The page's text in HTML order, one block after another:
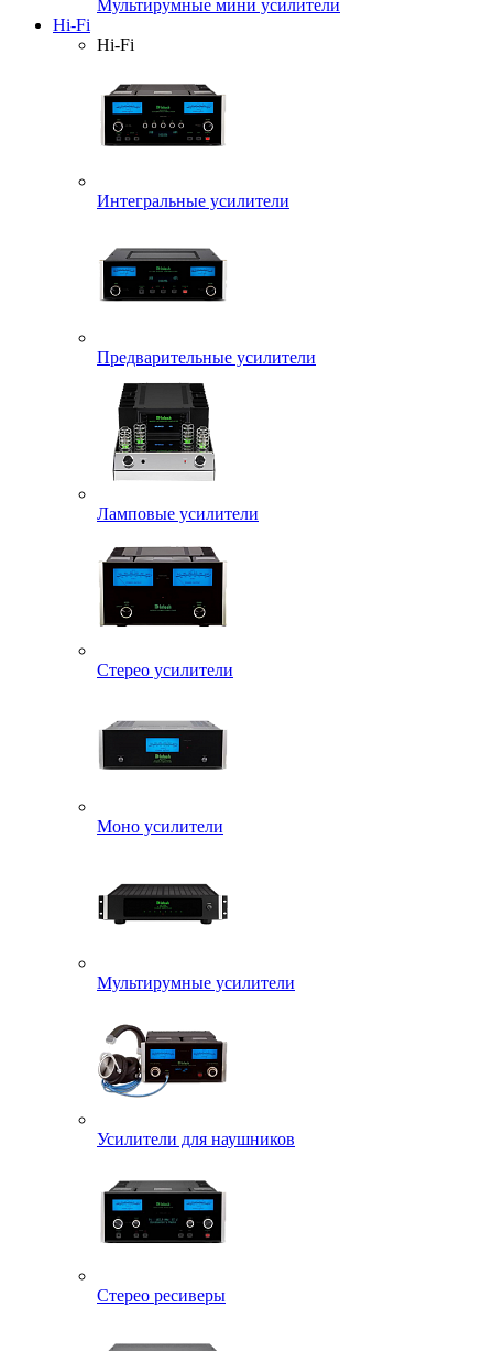
Мультирумные мини усилители
Hi-Fi
Hi-Fi
Интегральные усилители
Предварительные усилители
Ламповые усилители
Стерео усилители
Моно усилители
Мультирумные усилители
Усилители для наушников
Стерео ресиверы